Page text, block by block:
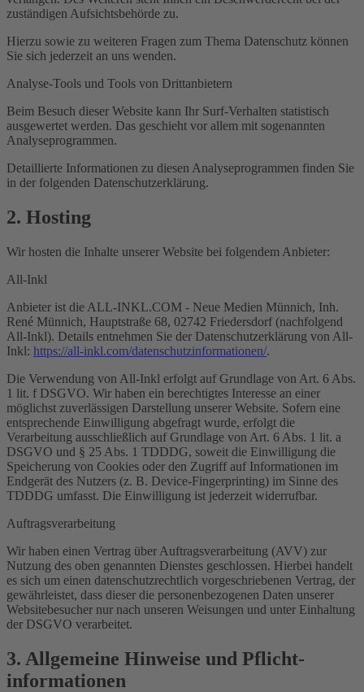
zuständigen Aufsichtsbehörde zu.
Hierzu sowie zu weiteren Fragen zum Thema Datenschutz können
Sie sich jederzeit an uns wenden.
Analyse-Tools und Tools von Dritt­anbietern
Beim Besuch dieser Website kann Ihr Surf-Verhalten statistisch
ausgewertet werden. Das geschieht vor allem mit sogenannten
Analyseprogrammen.
Detaillierte Informationen zu diesen Analyseprogrammen finden Sie
in der folgenden Datenschutzerklärung.
2. Hosting
Wir hosten die Inhalte unserer Website bei folgendem Anbieter:
All-Inkl
Anbieter ist die ALL-INKL.COM - Neue Medien Münnich, Inh.
René Münnich, Hauptstraße 68, 02742 Friedersdorf (nachfolgend
All-Inkl). Details entnehmen Sie der Datenschutzerklärung von All-
Inkl: https://all-inkl.com/datenschutzinformationen/.
Die Verwendung von All-Inkl erfolgt auf Grundlage von Art. 6 Abs.
1 lit. f DSGVO. Wir haben ein berechtigtes Interesse an einer
möglichst zuverlässigen Darstellung unserer Website. Sofern eine
entsprechende Einwilligung abgefragt wurde, erfolgt die
Verarbeitung ausschließlich auf Grundlage von Art. 6 Abs. 1 lit. a
DSGVO und § 25 Abs. 1 TDDDG, soweit die Einwilligung die
Speicherung von Cookies oder den Zugriff auf Informationen im
Endgerät des Nutzers (z. B. Device-Fingerprinting) im Sinne des
TDDDG umfasst. Die Einwilligung ist jederzeit widerrufbar.
Auftragsverarbeitung
Wir haben einen Vertrag über Auftragsverarbeitung (AVV) zur
Nutzung des oben genannten Dienstes geschlossen. Hierbei handelt
es sich um einen datenschutzrechtlich vorgeschriebenen Vertrag, der
gewährleistet, dass dieser die personenbezogenen Daten unserer
Websitebesucher nur nach unseren Weisungen und unter Einhaltung
der DSGVO verarbeitet.
3. Allgemeine Hinweise und Pflicht­
informationen